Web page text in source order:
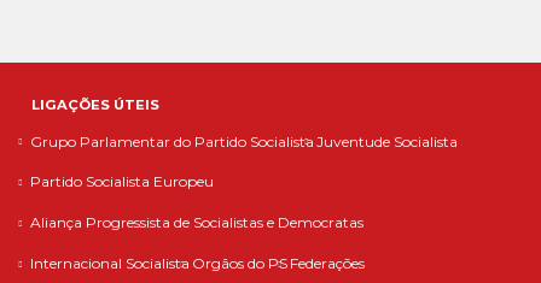
LIGAÇÕES ÚTEIS
Grupo Parlamentar do Partido Socialista Juventude Socialista
Partido Socialista Europeu
Aliança Progressista de Socialistas e Democratas
Internacional Socialista Orgãos do PS Federações